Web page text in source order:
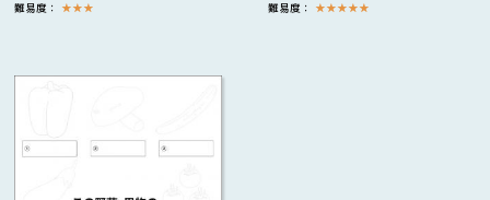
難易度： ★★★ 難易度： ★★★★★